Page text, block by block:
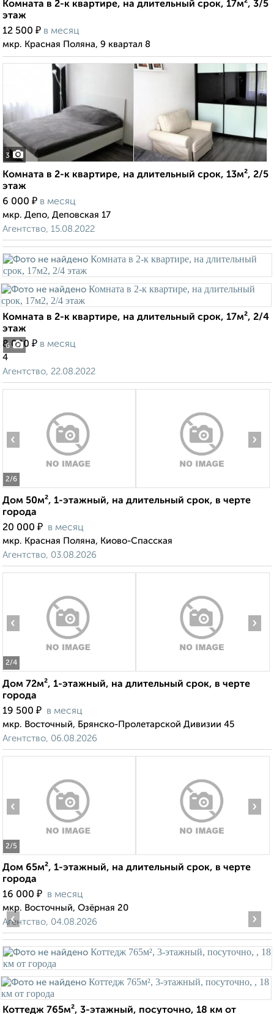
Комната в 2-к квартире, на длительный срок, 17м², 3/5
этаж
12 500 ₽ в месяц
мкр. Красная Поляна, 9 квартал 8
3
Комната в 2-к квартире, на длительный срок, 13м², 2/5
этаж
6 000 ₽ в месяц
мкр. Депо, Деповская 17
Агентство, 15.08.2022
6
Комната в 2-к квартире, на длительный срок, 17м², 2/4
этаж
8 000 ₽ в месяц
4
Агентство, 22.08.2022
2/6
‹ ›
Дом 50м², 1-этажный, на длительный срок, в черте
города
20 000 ₽ в месяц
мкр. Красная Поляна, Киово-Спасская
Агентство, 03.08.2026
2/4
‹ ›
Дом 72м², 1-этажный, на длительный срок, в черте
города
19 500 ₽ в месяц
мкр. Восточный, Брянско-Пролетарской Дивизии 45
Агентство, 06.08.2026
2/5
‹ ›
Дом 65м², 1-этажный, на длительный срок, в черте
города
16 000 ₽ в месяц
мкр. Восточный, Озёрная 20
Агентство, 04.08.2026
‹ ›
Коттедж 765м², 3-этажный, посуточно, 18 км от